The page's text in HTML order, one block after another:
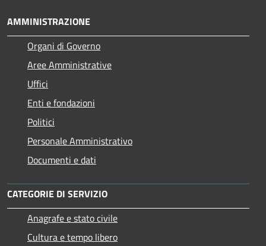
AMMINISTRAZIONE
Organi di Governo
Aree Amministrative
Uffici
Enti e fondazioni
Politici
Personale Amministrativo
Documenti e dati
CATEGORIE DI SERVIZIO
Anagrafe e stato civile
Cultura e tempo libero